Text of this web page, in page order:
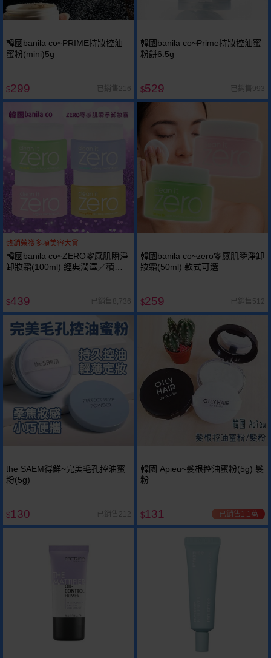
韓國banila co~PRIME持妝控油
蜜粉(mini)5g
$299 已銷售216
韓國banila co~Prime持妝控油蜜
粉餅6.5g
$529 已銷售993
熱銷榮獲多項美容大賞
韓國banila co~ZERO零感肌瞬淨
卸妝霜(100ml) 經典潤澤／積雪
$439 已銷售8,736
韓國banila co~zero零感肌瞬淨卸
妝霜(50ml) 款式可選
$259 已銷售512
the SAEM得鮮~完美毛孔控油蜜
粉(5g)
$130 已銷售212
韓國 Apieu~髮根控油蜜粉(5g) 髮
粉
$131 已銷售1.1萬